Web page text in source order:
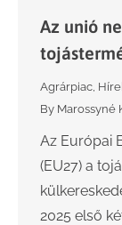
Az unió
Agrárpiac
By Marossyné
Az Európai
(EU27) a
2025 első